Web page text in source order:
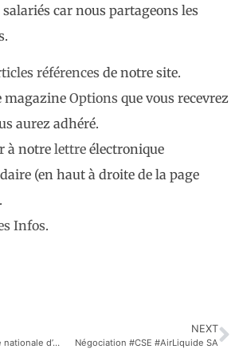
salariés car nous partageons les
référencesde notre site.
magazine Options que vous recevrez
aurez adhéré.
à notre lettre électronique
(en haut à droite de la page
Infos.
#15mars2018 : Journée nationale d’actions des retraités
NEXT
Négociation #CSE #AirLiquide SA